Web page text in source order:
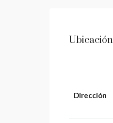
Ubicación
Dirección